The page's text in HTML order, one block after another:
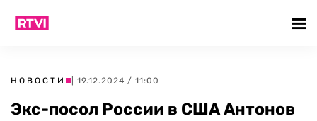
НОВОСТИ | 19.12.2024 / 11:00
Экс-посол России в США Антонов